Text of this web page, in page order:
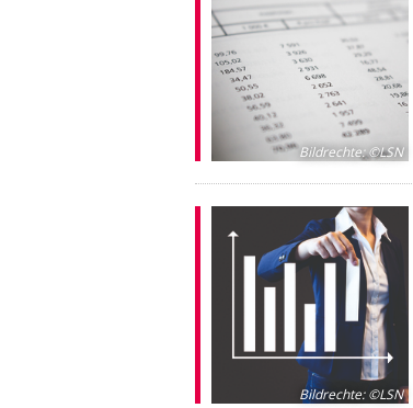
Bildrechte:©LSN
Bildrechte:©LSN